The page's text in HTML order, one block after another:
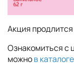
Акция
Ознакомиться с
можнов каталоге